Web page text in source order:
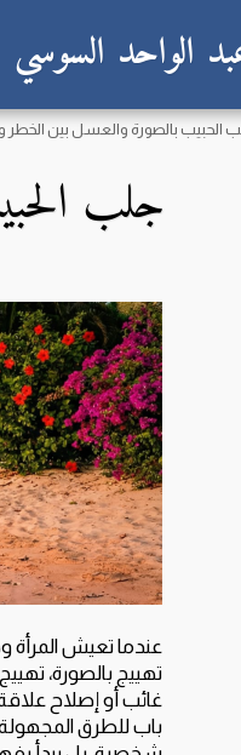
الواحد السوسي
الحبيب بالصورة والعسل بين الخطر
جلب
عندما تعيش المرأة
تهييج بالصورة،
غائب أو إصلاح
باب للطرق